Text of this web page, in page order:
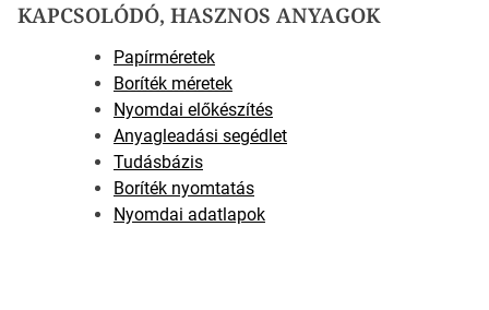
KAPCSOLÓDÓ, HASZNOS ANYAGOK
Papírméretek
Boríték méretek
Nyomdai előkészítés
Anyagleadási segédlet
Tudásbázis
Boríték nyomtatás
Nyomdai adatlapok